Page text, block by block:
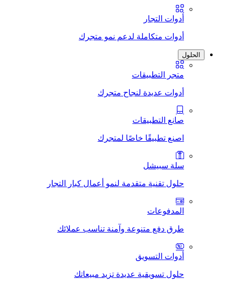
أدوات التجار
أدوات متكاملة لدعم نمو متجرك
الحلول
متجر التطبيقات
أدوات عديدة لنجاح متجرك
صانع التطبيقات
اصنع تطبيقًا خاصًا لمتجرك
سلة سبيشل
حلول تقنية متقدمة لنمو أعمال كبار التجار
المدفوعات
طرق دفع متنوعة وآمنة تناسب عملائك
أدوات التسويق
حلول تسويقية عديدة تزيد مبيعاتك